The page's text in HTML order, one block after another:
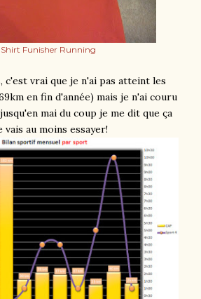
Funisher Running
c'est vrai que je n'ai pas atteint les
en fin d'année) mais je n'ai couru
mai du coup je me dit que ça
au moins essayer!